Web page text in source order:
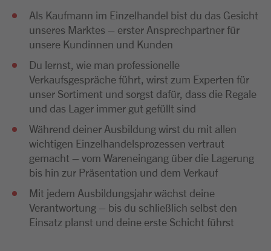
Als Kaufmann im Einzelhandel bist du das Gesicht
unseres Marktes – erster Ansprechpartner für
unsere Kundinnen und Kunden
Du lernst, wie man professionelle
Verkaufsgespräche führt, wirst zum Experten für
unser Sortiment und sorgst dafür, dass die Regale
und das Lager immer gut gefüllt sind
Während deiner Ausbildung wirst du mit allen
wichtigen Einzelhandelsprozessen vertraut
gemacht – vom Wareneingang über die Lagerung
bis hin zur Präsentation und dem Verkauf
Mit jedem Ausbildungsjahr wächst deine
Verantwortung – bis du schließlich selbst den
Einsatz planst und deine erste Schicht führst